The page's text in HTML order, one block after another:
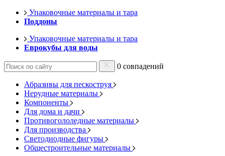
Упаковочные материалы и тара
Поддоны
Упаковочные материалы и тара
Еврокубы для воды
0 совпадений
Абразивы для пескоструя
Нерудные материалы
Компоненты
Для дома и дачи
Противогололедные материалы
Для производства
Светодиодные фигуры
Общестроительные материалы